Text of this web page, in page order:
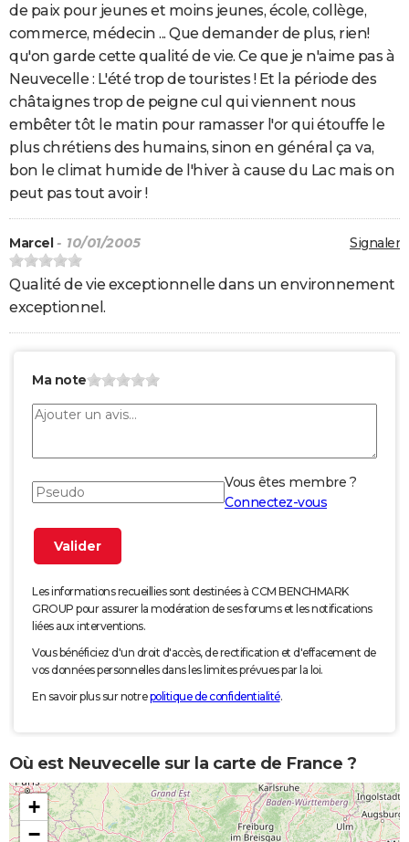
de paix pour jeunes et moins jeunes, école, collège,
commerce, médecin ... Que demander de plus, rien!
qu'on garde cette qualité de vie. Ce que je n'aime pas à
Neuvecelle : L'été trop de touristes ! Et la période des
châtaignes trop de peigne cul qui viennent nous
embêter tôt le matin pour ramasser l'or qui étouffe le
plus chrétiens des humains, sinon en général ça va,
bon le climat humide de l'hiver à cause du Lac mais on
peut pas tout avoir !
Signaler
Marcel - 10/01/2005
Qualité de vie exceptionnelle dans un environnement
exceptionnel.
Ma note
Vous êtes membre ?
Connectez-vous
Les informations recueillies sont destinées à CCM BENCHMARK
GROUP pour assurer la modération de ses forums et les notifications
liées aux interventions.
Vous bénéficiez d'un droit d'accès, de rectification et d'effacement de
vos données personnelles dans les limites prévues par la loi.
En savoir plus sur notrepolitique de confidentialité.
Où est Neuvecelle sur la carte de France ?
+
−